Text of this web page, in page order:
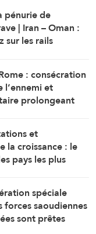
pénurie de
| Iran – Oman :
sur les rails
: consécration
l’ennemi et
prolongeant
et
la croissance : le
pays les plus
spéciale
forces saoudiennes
sont prêtes